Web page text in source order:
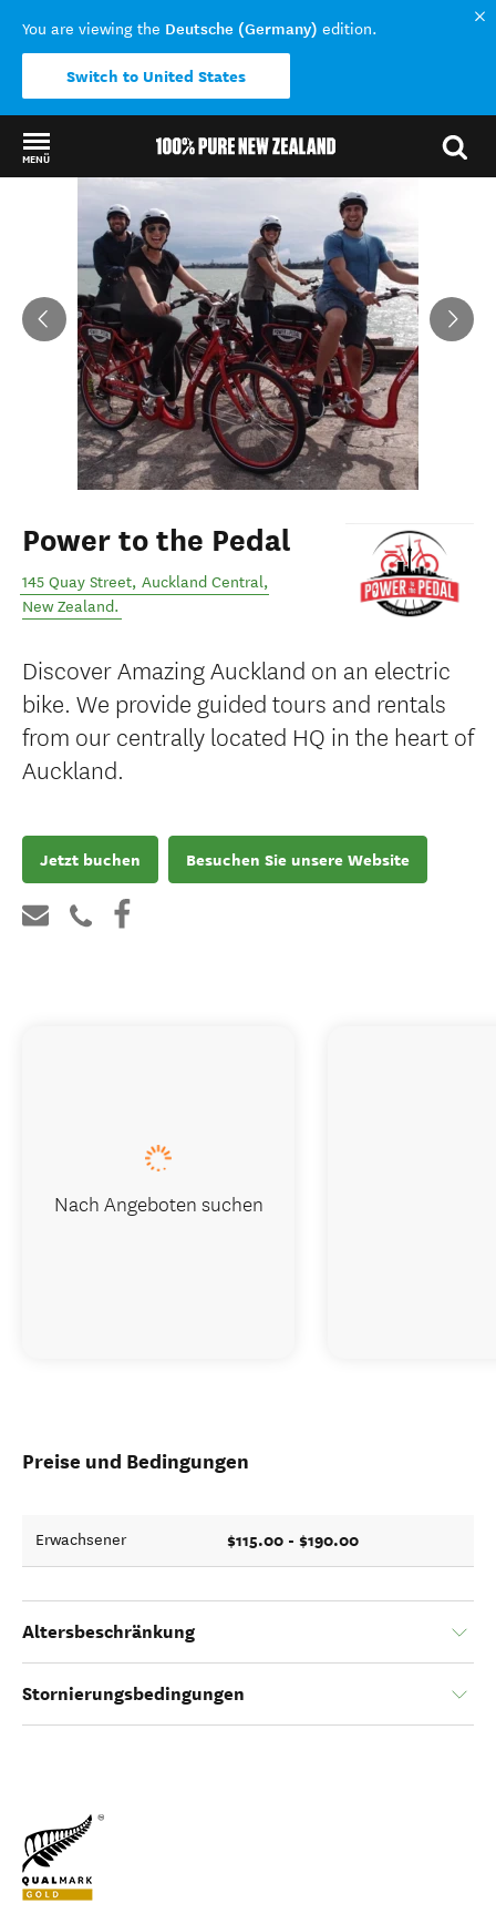
You are viewing the Deutsche (Germany) edition.
Switch to United States
MENÜ
Back to my results
Power to the Pedal
145 Quay Street, Auckland Central,
New Zealand.
Discover Amazing Auckland on an electric
bike. We provide guided tours and rentals
from our centrally located HQ in the heart of
Auckland.
Jetzt buchen Besuchen Sie unsere Website
Preise und Bedingungen
Erwachsener $115.00 - $190.00
Altersbeschränkung
Stornierungsbedingungen
Nach Angeboten suchen